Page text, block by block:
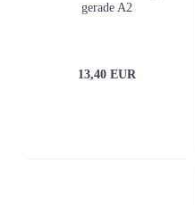
gerade A2
13,40 EUR